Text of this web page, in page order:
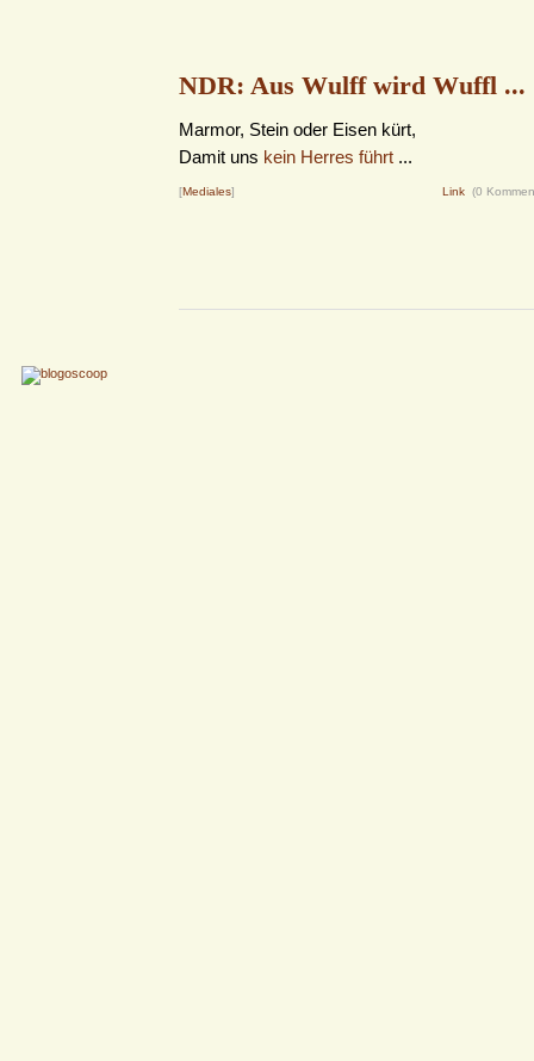
NDR: Aus Wulff wird Wuffl ...
Marmor, Stein oder Eisen kürt,
Damit uns kein Herres führt ...
[Mediales] Link (0